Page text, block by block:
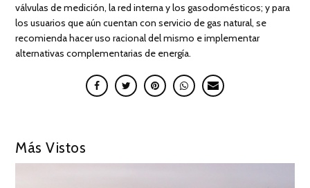
válvulas de medición, la red interna y los gasodomésticos; y para
los usuarios que aún cuentan con servicio de gas natural, se
recomienda hacer uso racional del mismo e implementar
alternativas complementarias de energía.
Más Vistos